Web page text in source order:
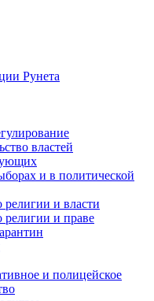
Рунета
властей
и в политической
религии и власти
религии и праве
и полицейское